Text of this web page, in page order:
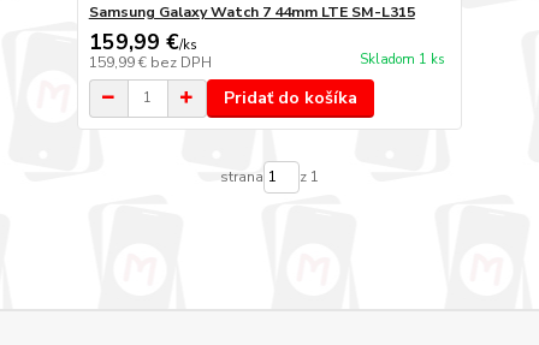
Samsung Galaxy Watch 7 44mm LTE SM-L315
159,99 €/ks
159,99 € bez DPH Skladom 1 ks
Pridať do košíka
strana z 1